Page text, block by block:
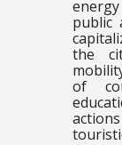
public
the
of